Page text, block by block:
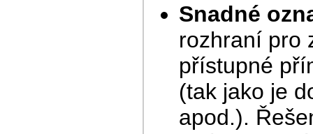
Snadné
rozhraní pro
přístupné
(tak jako je
apod.).